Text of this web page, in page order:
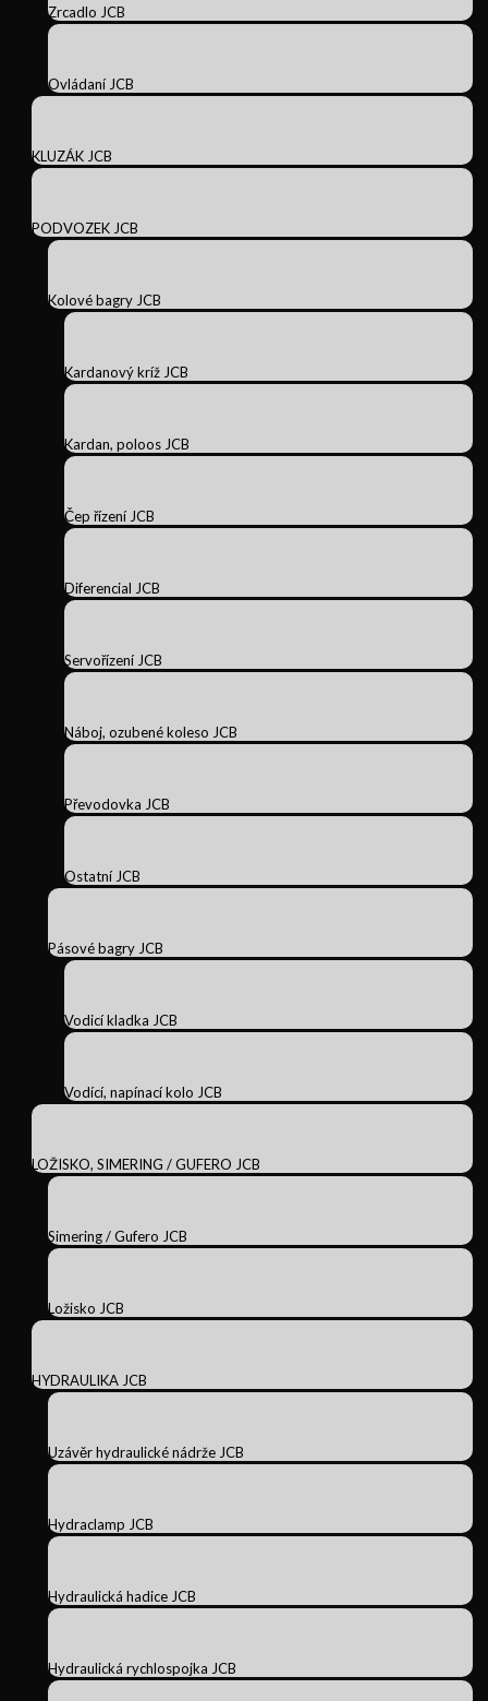
Zrcadlo JCB
Ovládaní JCB
KLUZÁK JCB
PODVOZEK JCB
Kolové bagry JCB
Kardanový kríž JCB
Kardan, poloos JCB
Čep řízení JCB
Diferencial JCB
Servořízení JCB
Náboj, ozubené koleso JCB
Převodovka JCB
Ostatní JCB
Pásové bagry JCB
Vodicí kladka JCB
Vodící, napínací kolo JCB
LOŽISKO, SIMERING / GUFERO JCB
Simering / Gufero JCB
Ložisko JCB
HYDRAULIKA JCB
Uzávěr hydraulické nádrže JCB
Hydraclamp JCB
Hydraulická hadice JCB
Hydraulická rychlospojka JCB